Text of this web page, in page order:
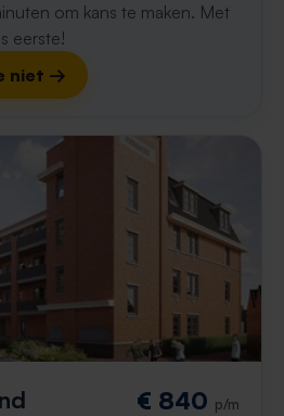
om kans te maken. Met
eerste!
niet →
€ 840 p/m